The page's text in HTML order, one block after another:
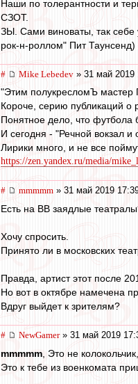
Наши по толерантности и
СЗОТ.
ЗЫ. Сами виноваты, так себе
рок-н-роллом" Пит Таунсенд)
# Mike Lebedev » 31 май 2019
"Этим полукресломЪ мастер
Короче, серию публикаций
Понятное дело, что футбола
И сегодня - "Речной вокзал
Лирики много, и не все
https://zen.yandex.ru/media/
# mmmmm » 31 май 2019
Есть на ВВ заядлые
Хочу спросить.
Принято ли в московских
Правда, артист этот после
Но вот в октябре намечена
Вдруг выйдет к зрителям?
# NewGamer» 31 май 2019
mmmmm , Это не
Это к тебе из военкомата